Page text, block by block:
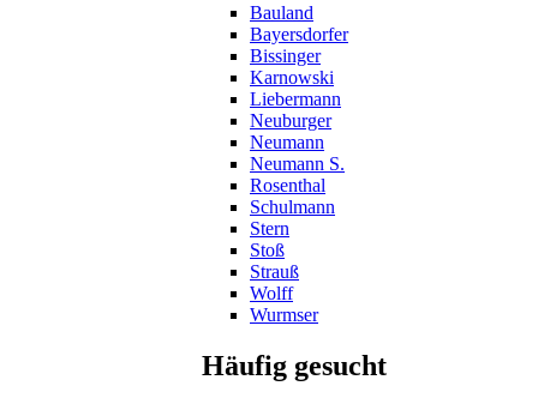
Bauland
Bayersdorfer
Bissinger
Karnowski
Liebermann
Neuburger
Neumann
Neumann S.
Rosenthal
Schulmann
Stern
Stoß
Strauß
Wolff
Wurmser
Häufig gesucht